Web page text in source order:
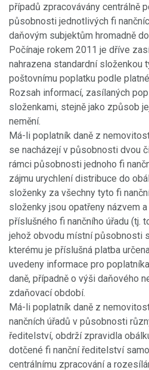
případů zpracovávány centrálně
působnosti jednotlivých fi
daňovým subjektům hromadně
Počínaje rokem 2011 je dříve
nahrazena standardní složenkou
poštovnímu poplatku podle
Rozsah informací, zasílaných
složenkami, stejně jako způsob
nemění.
Má-li poplatník daně z
se nacházejí v působnosti dvou
rámci působnosti jednoho fi
zájmu urychlení distribuce do
složenky za všechny tyto fi
složenky jsou opatřeny názvem
příslušného fi nančního úřadu (tj.
jehož obvodu místní působnosti
kterému je příslušná platba
uvedeny informace pro
daně, případně o výši daňového
zdaňovací období.
Má-li poplatník daně z
nančních úřadů v působnosti
ředitelství, obdrží zpravidla
dotčené fi nanční ředitelství
centrálnímu zpracování a